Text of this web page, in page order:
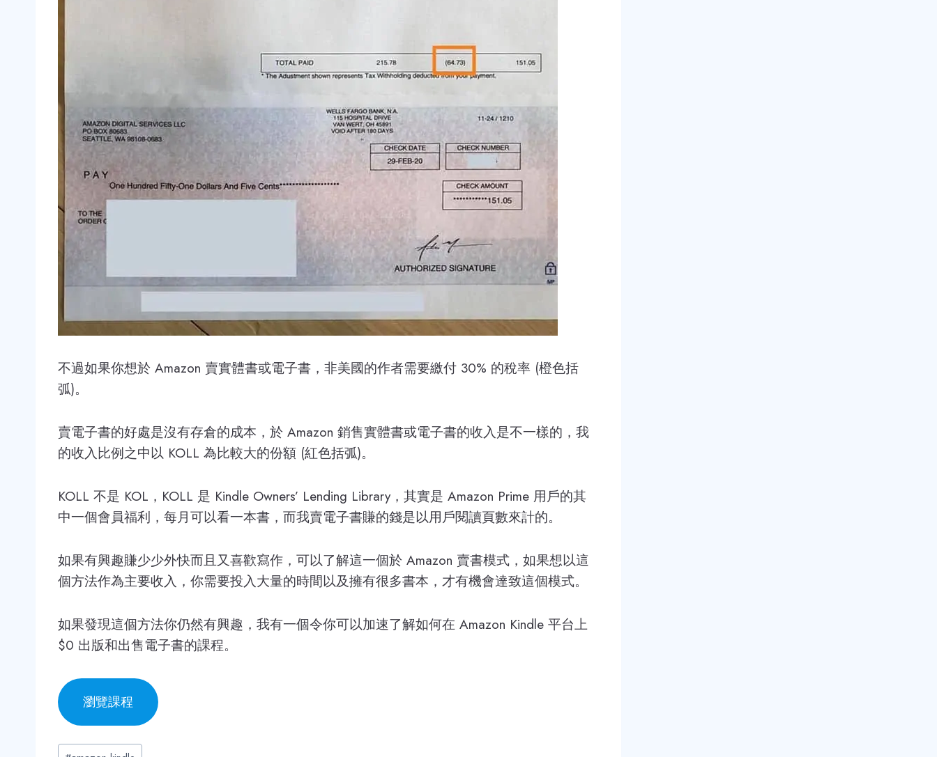
不過如果你想於 Amazon 賣實體書或電子書，非美國的作者需要繳付 30% 的稅率 (橙色括
弧)。
賣電子書的好處是沒有存倉的成本，於 Amazon 銷售實體書或電子書的收入是不一樣的，我
的收入比例之中以 KOLL 為比較大的份額 (紅色括弧)。
KOLL 不是 KOL，KOLL 是 Kindle Owners’ Lending Library，其實是 Amazon Prime 用戶的其
中一個會員福利，每月可以看一本書，而我賣電子書賺的錢是以用戶閱讀頁數來計的。
如果有興趣賺少少外快而且又喜歡寫作，可以了解這一個於 Amazon 賣書模式，如果想以這
個方法作為主要收入，你需要投入大量的時間以及擁有很多書本，才有機會達致這個模式。
如果發現這個方法你仍然有興趣，我有一個令你可以加速了解如何在 Amazon Kindle 平台上
$0 出版和出售電子書的課程。
瀏覽課程
Post